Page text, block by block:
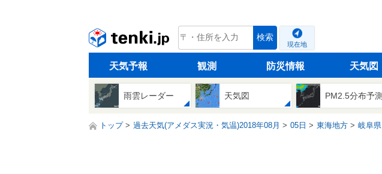
tenki.jp 検索
現在地
天気予報 観測 防災情報 天気図
雨雲レーダー 天気図 PM2.5分布予測
トップ 過去天気(アメダス実況・気温)2018年08月 05日 東海地方 岐阜県